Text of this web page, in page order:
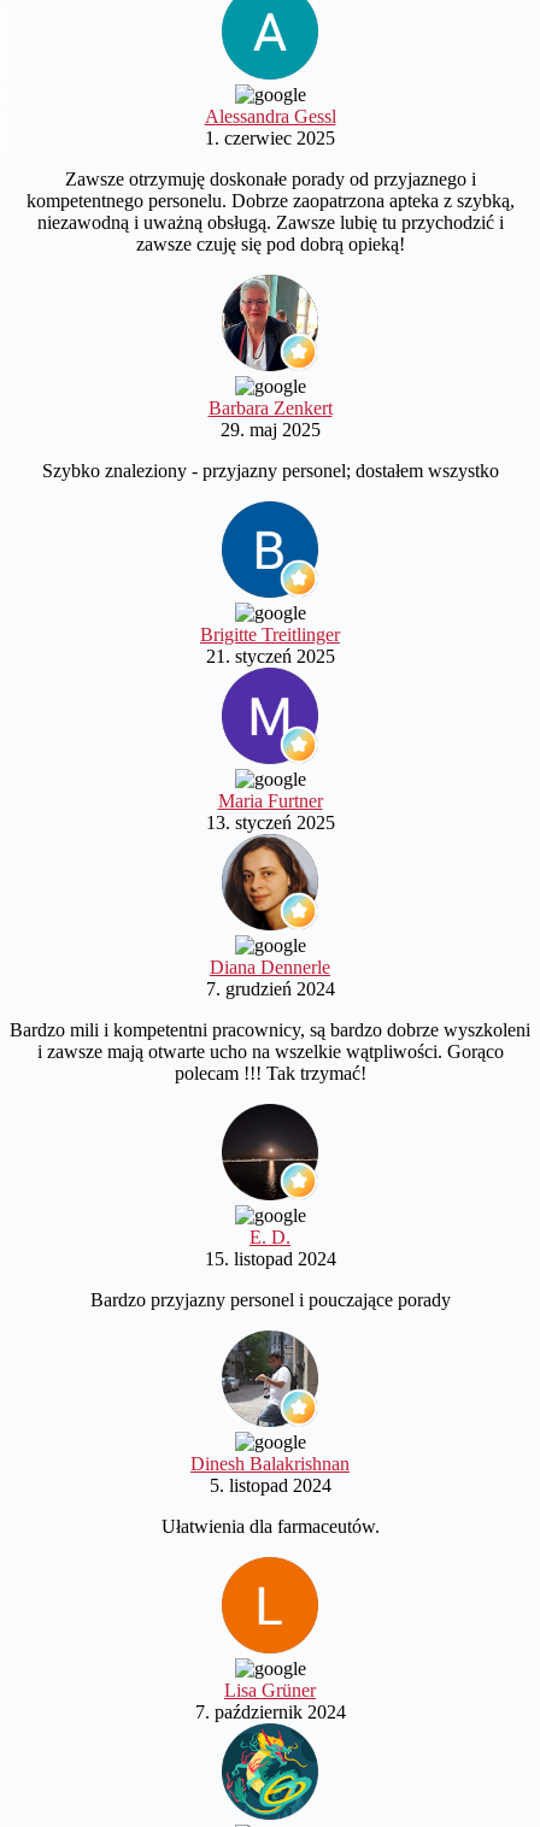
Alessandra Gessl
1. czerwiec 2025
Zawsze otrzymuję doskonałe porady od przyjaznego i
kompetentnego personelu. Dobrze zaopatrzona apteka z szybką,
niezawodną i uważną obsługą. Zawsze lubię tu przychodzić i
zawsze czuję się pod dobrą opieką!
Barbara Zenkert
29. maj 2025
Szybko znaleziony - przyjazny personel; dostałem wszystko
Brigitte Treitlinger
21. styczeń 2025
Maria Furtner
13. styczeń 2025
Diana Dennerle
7. grudzień 2024
Bardzo mili i kompetentni pracownicy, są bardzo dobrze wyszkoleni
i zawsze mają otwarte ucho na wszelkie wątpliwości. Gorąco
polecam !!! Tak trzymać!
E. D.
15. listopad 2024
Bardzo przyjazny personel i pouczające porady
Dinesh Balakrishnan
5. listopad 2024
Ułatwienia dla farmaceutów.
Lisa Grüner
7. październik 2024